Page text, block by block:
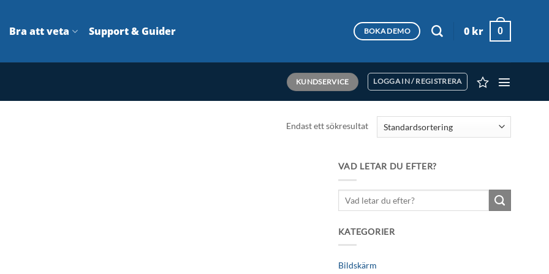
Bra att veta Support & Guider BOKA DEMO 0 kr 0
KUNDSERVICE LOGGA IN / REGISTRERA
Endast ett sökresultat
VAD LETAR DU EFTER?
KATEGORIER
Bildskärm